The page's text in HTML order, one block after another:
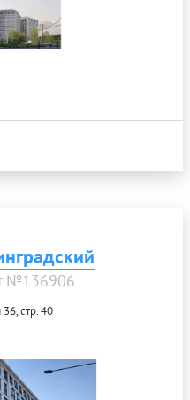
№136906
стр. 40